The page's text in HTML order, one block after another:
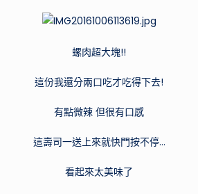
螺肉超大塊!!
這份我還分兩口吃才吃得下去!
有點微辣 但很有口感
這壽司一送上來就快門按不停…
看起來太美味了